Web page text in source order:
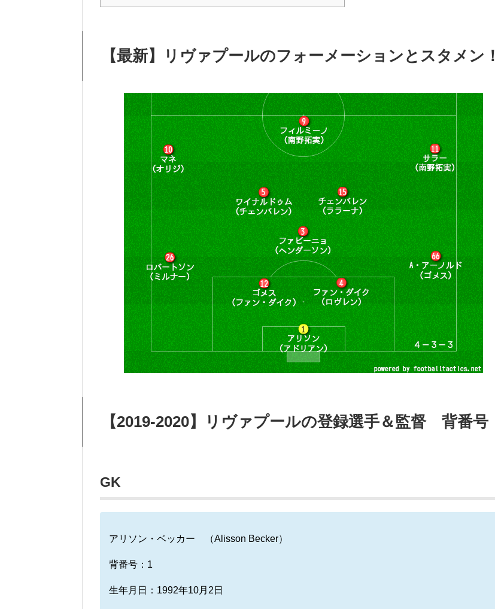
【最新】リヴァプールのフォーメーションとスタメン！
【2019-2020】リヴァプールの登録選手＆監督 背番号
GK
アリソン・ベッカー （Alisson Becker）
背番号：1
生年月日：1992年10月2日